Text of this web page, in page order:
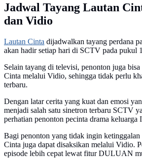
Jadwal Tayang Lautan
dan Vidio
Lautan Cinta dijadwalkan tayang perdana
akan hadir setiap hari di SCTV pada pukul
Selain tayang di televisi, penonton juga
Cinta melalui Vidio, sehingga tidak perlu
terbaru.
Dengan latar cerita yang kuat dan emosi
menjadi salah satu sinetron terbaru SCTV
perhatian penonton pecinta drama keluarga
Bagi penonton yang tidak ingin ketinggalan
Cinta juga dapat disaksikan melalui Vidio.
episode lebih cepat lewat fitur DULUAN